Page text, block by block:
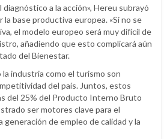
diagnóstico a la acción», Hereu subrayó
base productiva europea. «Si no se
el modelo europeo será muy difícil de
añadiendo que esto complicará aún
del Bienestar.
industria como el turismo son
del país. Juntos, estos
del 25% del Producto Interno Bruto
ser motores clave para el
de empleo de calidad y la